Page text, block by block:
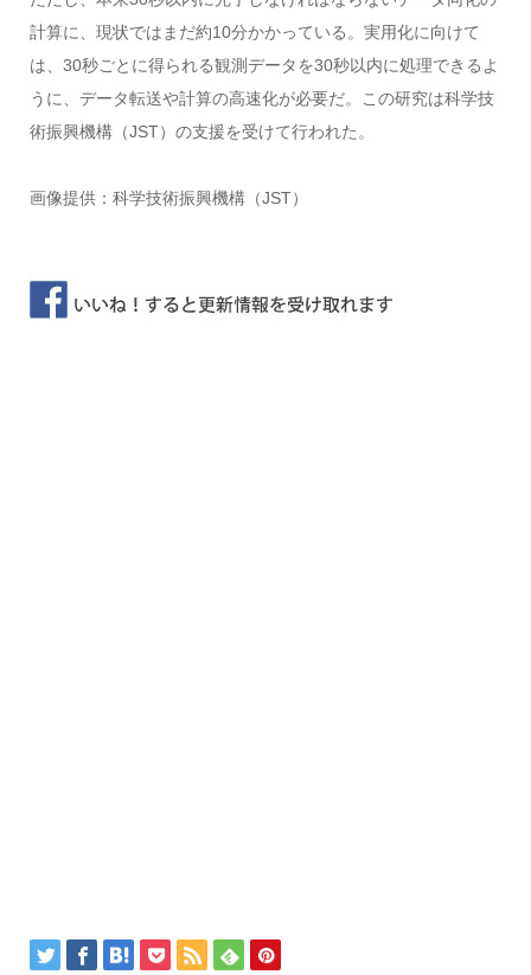
計算に、現状ではまだ約10分かかっている。実用化に向けて
は、30秒ごとに得られる観測データを30秒以内に処理できるよ
うに、データ転送や計算の高速化が必要だ。この研究は科学技
術振興機構（JST）の支援を受けて行われた。
画像提供：科学技術振興機構（JST）